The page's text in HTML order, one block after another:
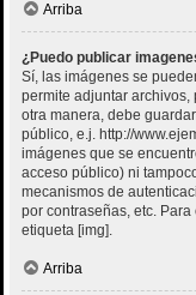
Arriba
¿Puedo publicar
Sí, las imágenes se
permite adjuntar archivos,
otra manera, debe
público, e.j. http://
imágenes que se
acceso público) ni
mecanismos de
por contraseñas, etc.
etiqueta [img].
Arriba